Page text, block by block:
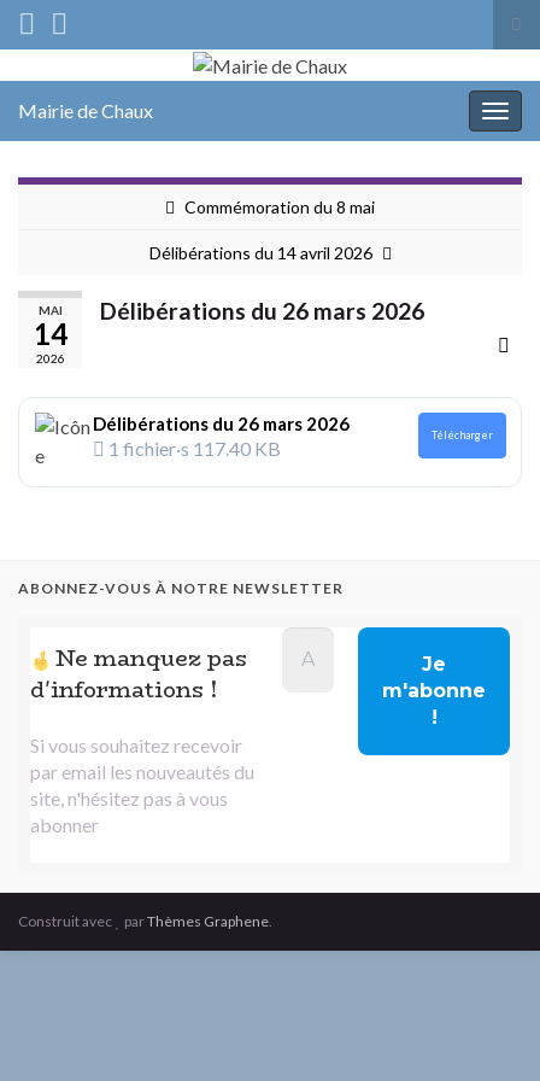
Search for:
Mairie de Chaux
Commémoration du 8 mai
Délibérations du 14 avril 2026
MAI
14
2026
Délibérations du 26 mars 2026
Délibérations du 26 mars 2026
1 fichier·s 117.40 KB
Télécharger
ABONNEZ-VOUS À NOTRE NEWSLETTER
Ne manquez pas
d'informations !
Si vous souhaitez recevoir
par email les nouveautés du
site, n'hésitez pas à vous
abonner
Construit avec parThèmes Graphene.